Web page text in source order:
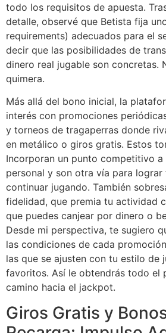
todo los requisitos de apuesta.
detalle, observé que Betista fija
requirements) adecuados para el
decir que las posibilidades de
dinero real jugable son concretas.
quimera.
Más allá del bono inicial, la
interés con promociones
y torneos de tragaperras donde
en metálico o giros gratis. Estos
Incorporan un punto competitivo a
personal y son otra vía para
continuar jugando. También
fidelidad, que premia tu actividad
que puedes canjear por dinero o
Desde mi perspectiva, te sugiero
las condiciones de cada
las que se ajusten con tu estilo de
favoritos. Así le obtendrás todo el
camino hacia el jackpot.
Giros Gratis y